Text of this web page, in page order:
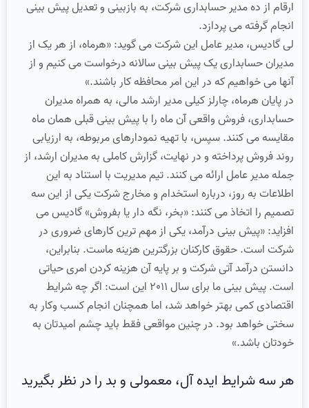
ارقام از ده مدیر حسابداری شرکت، به بازبینی و تعدیل پیش بینی
انجام گرفته می پردازد.
لی گادیس، مدیر عامل این شرکت می گوید: «هرماه، از هر یک از
مدیران حسابداری یک پیش بینی سالانه درخواست می کنیم و از
آنها می خواهیم که در این امر محافظه کار باشند.»
در پایان هرماه، چارلز کیلی مدیر ارشد مالی، به همراه مدیران
حسابداری، فروش واقعی آن ماه را با پیش بینی قبلی همان ماه
مقایسه می کنند. سپس، با تهیه نمودارهای مربوطه، به ارزیابی
روند فروش پرداخته و در نهایت، گزارش کاملی به مدیران ارشد، از
جمله مدیر عامل ارائه می کنند. تیم مدیریت با استناد به این
اطلاعات به روز، درباره استخدام و مخارج شرکت یکی از این سه
تصمیم را اتخاذ می کنند: «بخر، نگه دار یا بفروش» گادیس می
افزاید: «پیش بینی درآمد، یکی از مهم ترین کارهای ضروری در
شرکت است. حقوق کارکنان بزرگترین هزینه ماست. بنابراین،
دانستن درآمد آتی شرکت و بر پایه آن هزینه کردن امری حیاتی
است. پیش بینی ما برای سال 2011 این است: اگر چه شرایط
اقتصادی کمی بهتر خواهد شد، اما همچنان انجام کسب وکار به
سختی خواهد بود. در چنین مواقعی فقط باید چشم امیدتان به
خودتان باشد.»
هر سه شرایط ایده آل، معمولی و بد را در نظر بگیرید